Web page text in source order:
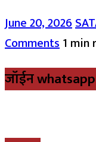
June 20, 2026
Comments1 min
जॉईन whatsapp